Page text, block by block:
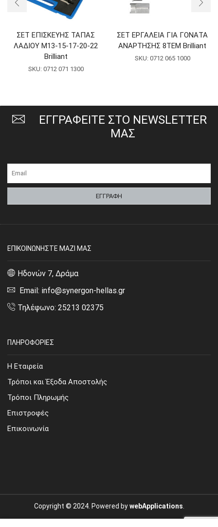
ΣΕΤ ΕΠΙΣΚΕΥΗΣ ΤΑΠΑΣ
ΛΑΔΙΟΥ Μ13-15-17-20-22
Brilliant
SKU: 0712 071 1300
ΣΕΤ ΕΡΓΑΛΕΙΑ ΓΙΑ ΓΟΝΑΤΑ
ΑΝΑΡΤΗΣΗΣ 8ΤΕΜ Brilliant
SKU: 0712 065 1000
ΕΓΓΡΑΦΕΙΤΕ ΣΤΟ NEWSLETTER
ΜΑΣ
ΕΠΙΚΟΙΝΩΝΗΣΤΕ ΜΑΖΙ ΜΑΣ
Ηδονών 7, Δράμα
Email: info@synergon-hellas.gr
Τηλέφωνο: 25213 02375
ΠΛΗΡΟΦΟΡΙΕΣ
Η Εταιρεία
Τρόποι και Έξοδα Αποστολής
Τρόποι Πληρωμής
Επιστροφές
Επικοινωνία
Copyright © 2024. Powered bywebApplications.